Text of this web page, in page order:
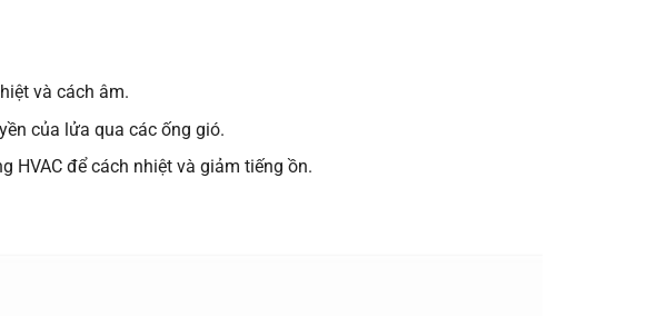
và cách âm.
của lửa qua các ống gió.
HVAC để cách nhiệt và giảm tiếng ồn.